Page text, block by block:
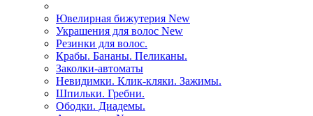
Ювелирная бижутерия New
Украшения для волос New
Резинки для волос.
Крабы. Бананы. Пеликаны.
Заколки-автоматы
Невидимки. Клик-кляки. Зажимы.
Шпильки. Гребни.
Ободки. Диадемы.